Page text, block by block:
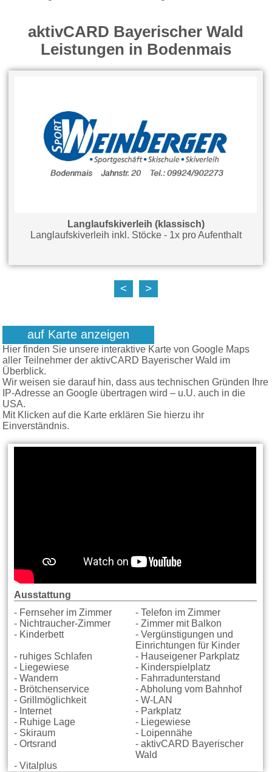
aktivCARD Bayerischer Wald
Leistungen in Bodenmais
Langlaufskiverleih (klassisch)
Langlaufskiverleih inkl. Stöcke - 1x pro Aufenthalt
< >
auf Karte anzeigen
Hier finden Sie unsere interaktive Karte von Google Maps
aller Teilnehmer der aktivCARD Bayerischer Wald im
Überblick.
Wir weisen sie darauf hin, dass aus technischen Gründen Ihre
IP-Adresse an Google übertragen wird – u.U. auch in die
USA.
Mit Klicken auf die Karte erklären Sie hierzu ihr
Einverständnis.
Ausstattung
- Fernseher im Zimmer
- Telefon im Zimmer
- Nichtraucher-Zimmer
- Zimmer mit Balkon
- Kinderbett
- Vergünstigungen und
Einrichtungen für Kinder
- ruhiges Schlafen
- Hauseigener Parkplatz
- Liegewiese
- Kinderspielplatz
- Wandern
- Fahrradunterstand
- Brötchenservice
- Abholung vom Bahnhof
- Grillmöglichkeit
- W-LAN
- Internet
- Parkplatz
- Ruhige Lage
- Liegewiese
- Skiraum
- Loipennähe
- Ortsrand
- aktivCARD Bayerischer
Wald
- Vitalplus